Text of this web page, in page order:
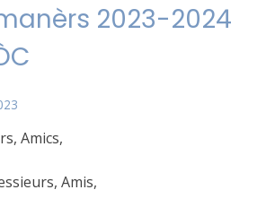
2023-2024
Amics,
Amis,